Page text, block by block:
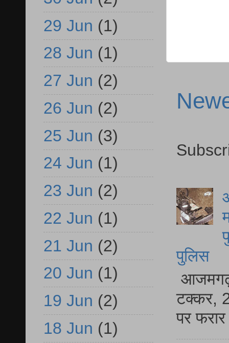
पुलिस
आजमगढ़
टक्कर,
पर
29 Jun (1)
28 Jun (1)
27 Jun (2)
26 Jun (2)
25 Jun (3)
24 Jun (1)
23 Jun (2)
22 Jun (1)
21 Jun (2)
20 Jun (1)
19 Jun (2)
18 Jun (1)